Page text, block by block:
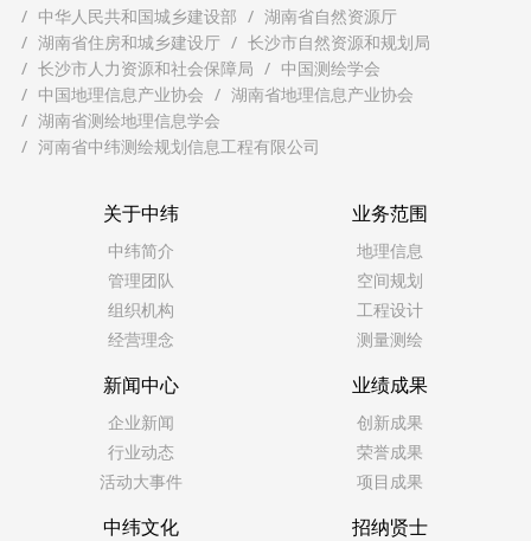
中华人民共和国城乡建设部
湖南省自然资源厅
湖南省住房和城乡建设厅
长沙市自然资源和规划局
长沙市人力资源和社会保障局
中国测绘学会
中国地理信息产业协会
湖南省地理信息产业协会
湖南省测绘地理信息学会
河南省中纬测绘规划信息工程有限公司
关于中纬
中纬简介
管理团队
组织机构
经营理念
业务范围
地理信息
空间规划
工程设计
测量测绘
新闻中心
企业新闻
行业动态
活动大事件
业绩成果
创新成果
荣誉成果
项目成果
中纬文化 招纳贤士